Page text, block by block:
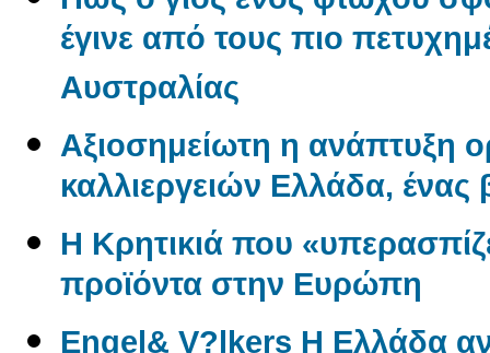
έγινε από τους πιο
Αυστραλίας
Αξιοσημείωτη η ανάπτυξη
καλλιεργειών Ελλάδα, ένας
Η Κρητικιά που
προϊόντα στην Ευρώπη
Engel& V?lkers Η Ελλάδα